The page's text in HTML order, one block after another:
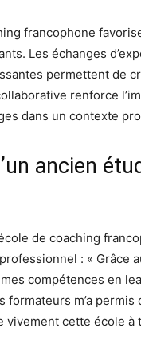
francophone
Les échanges
permettent de
renforce
dans un contexte
ancien
de coaching
: « Grâce
compétences en
formateurs m’a
vivement cette école